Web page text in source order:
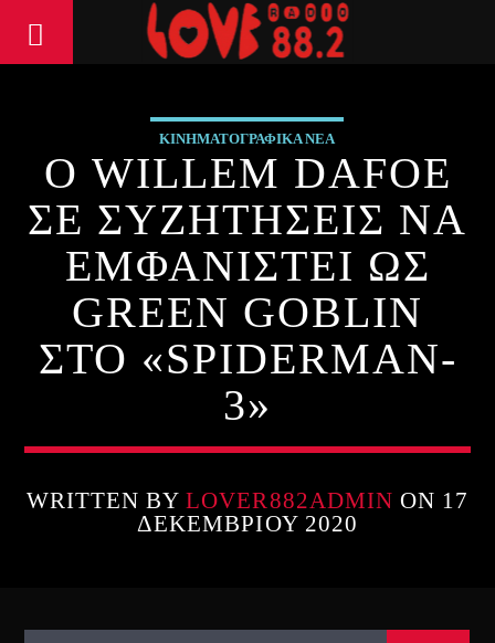
ΚΙΝΗΜΑΤΟΓΡΑΦΙΚΑ ΝΕΑ
Ο WILLEM DAFOE
ΣΕ ΣΥΖΗΤΗΣΕΙΣ ΝΑ
ΕΜΦΑΝΙΣΤΕΙ ΩΣ
GREEN GOBLIN
ΣΤΟ «SPIDERMAN-
3»
WRITTEN BYLOVER882ADMIN ON 17
ΔΕΚΕΜΒΡΊΟΥ 2020